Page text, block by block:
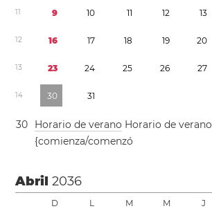
11 9 10 11 12 13
12 16 17 18 19 20
13 23 24 25 26 27
14 30 31
30 Horario de verano Horario de verano
{comienza/comenzó
Abril2036
D L M M J